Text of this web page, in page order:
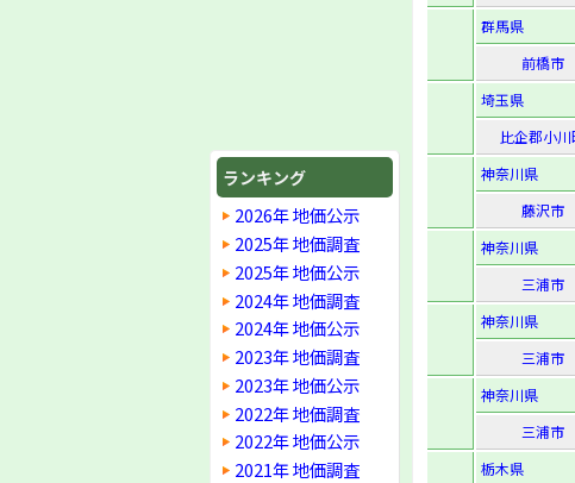
ランキング
2026年 地価公示
2025年 地価調査
2025年 地価公示
2024年 地価調査
2024年 地価公示
2023年 地価調査
2023年 地価公示
2022年 地価調査
2022年 地価公示
2021年 地価調査
群馬県
前橋市
埼玉県
比企郡小川
神奈川県
藤沢市
神奈川県
三浦市
神奈川県
三浦市
神奈川県
三浦市
栃木県